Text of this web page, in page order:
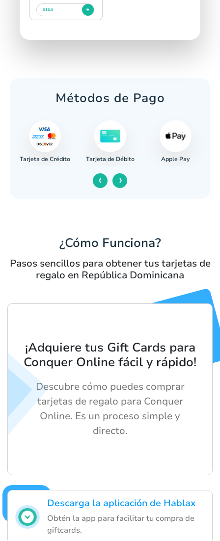
$16.8
Métodos de Pago
Tarjeta de Crédito Tarjeta de Débito Apple Pay
‹ ›
¿Cómo Funciona?
Pasos sencillos para obtener tus tarjetas de
regalo en República Dominicana
Descarga la aplicación de Hablax
Obtén la app para facilitar tu compra de
giftcards.
¡Adquiere tus Gift Cards para
Conquer Online fácil y rápido!
Descubre cómo puedes comprar
tarjetas de regalo para Conquer
Online. Es un proceso simple y
directo.